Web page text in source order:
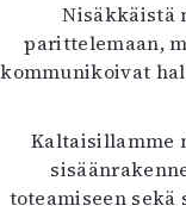
Nisäkkäistä
parittelemaan,
kommunikoivat
Kaltaisillamme
toteamiseen